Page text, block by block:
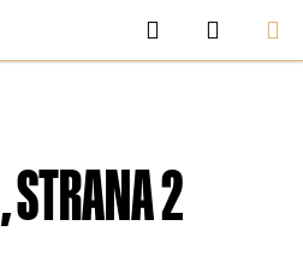
Hledat
KOŠÍK
, STRANA 2